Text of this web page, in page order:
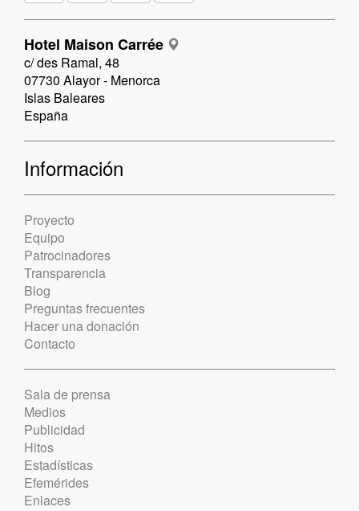
Hotel Maison Carrée
c/ des Ramal, 48
07730 Alayor - Menorca
Islas Baleares
España
Información
Proyecto
Equipo
Patrocinadores
Transparencia
Blog
Preguntas frecuentes
Hacer una donación
Contacto
Sala de prensa
Medios
Publicidad
Hitos
Estadísticas
Efemérides
Enlaces